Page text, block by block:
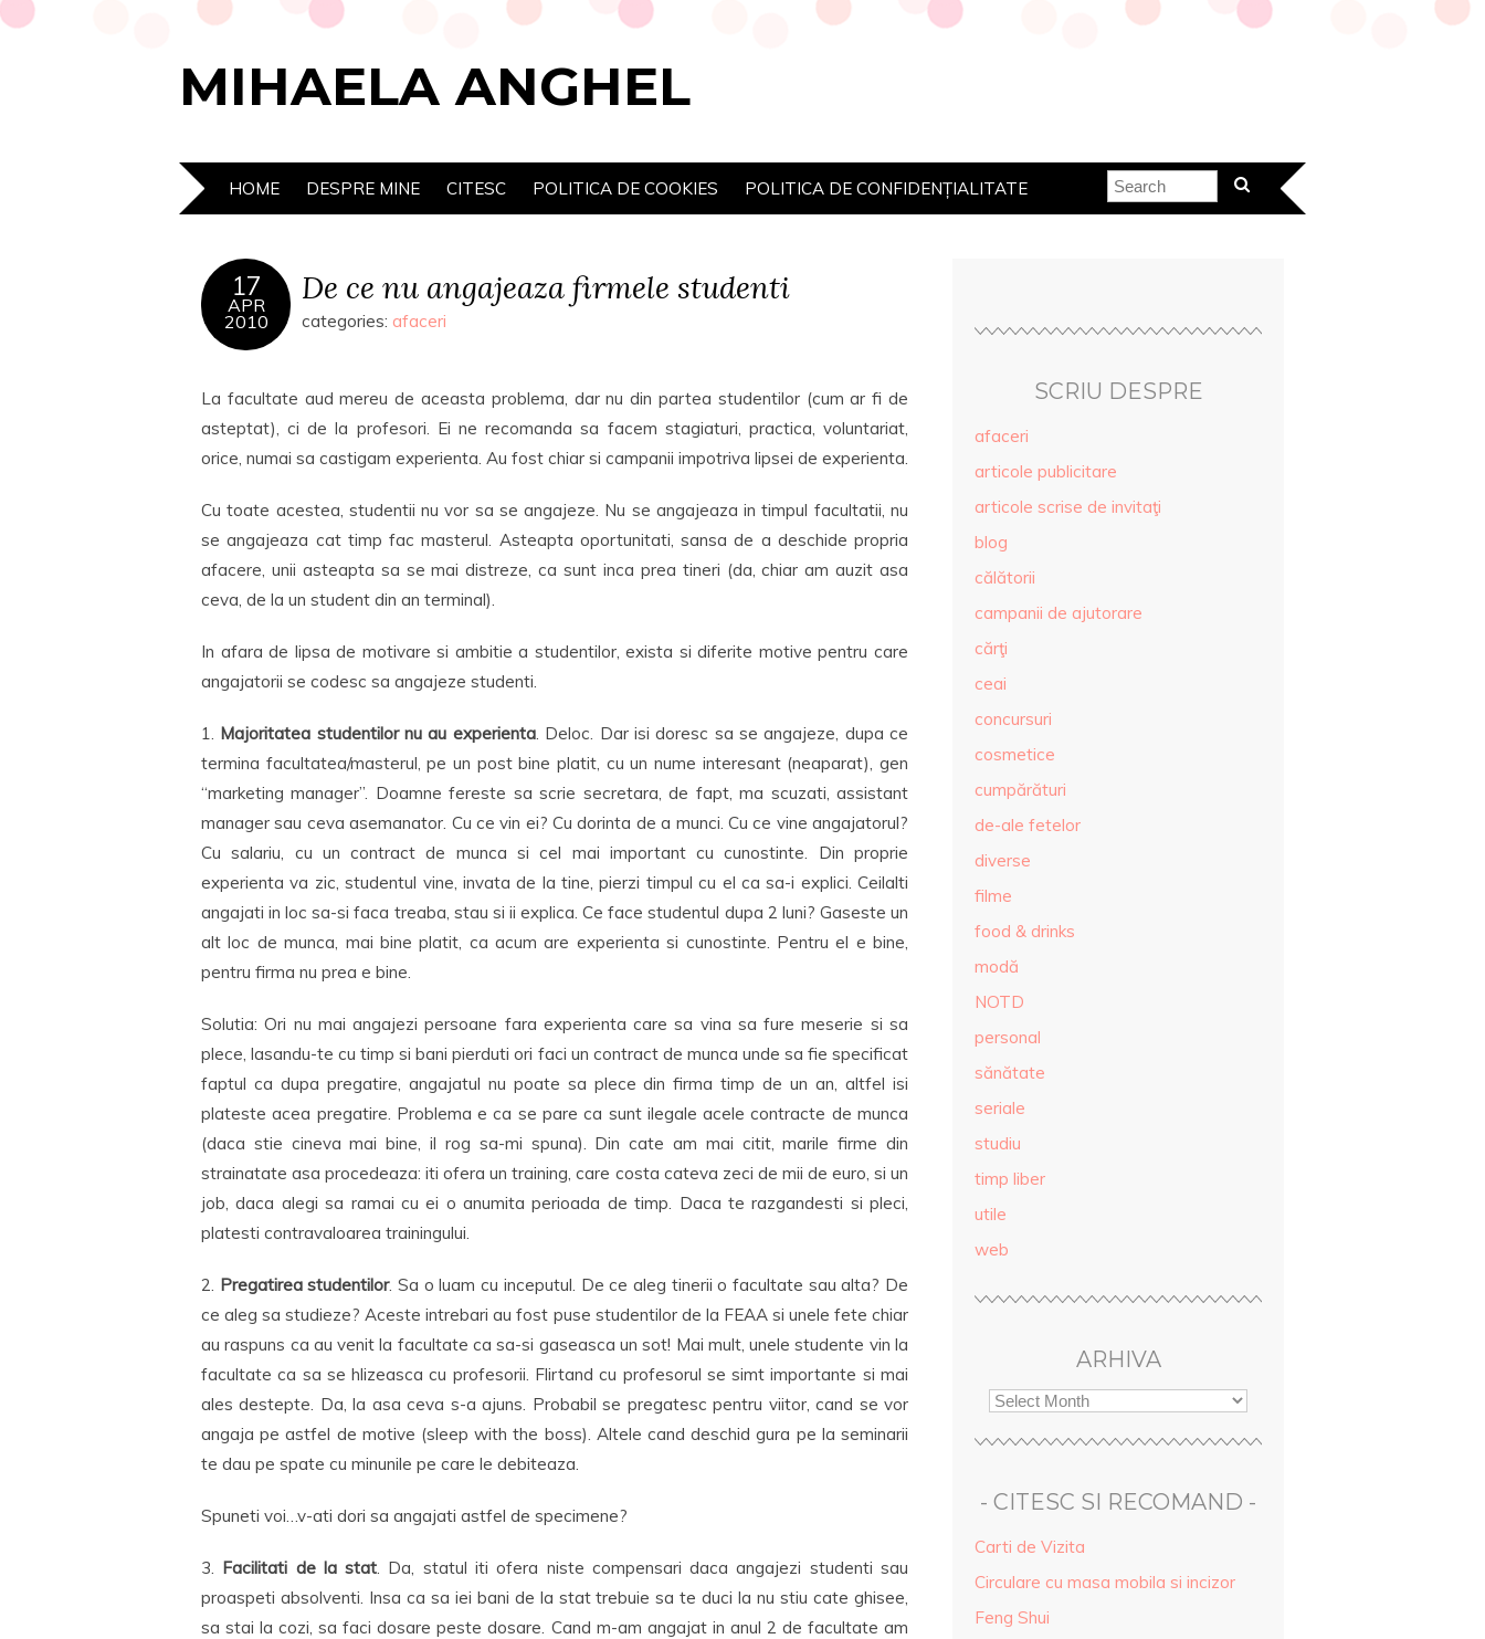
MIHAELA ANGHEL
HOME DESPRE MINE CITESC POLITICA DE COOKIES POLITICA DE CONFIDENȚIALITATE
17
APR
2010
De ce nu angajeaza firmele studenti
categories: afaceri
La facultate aud mereu de aceasta problema, dar nu din partea studentilor (cum ar fi de
asteptat), ci de la profesori. Ei ne recomanda sa facem stagiaturi, practica, voluntariat,
orice, numai sa castigam experienta. Au fost chiar si campanii impotriva lipsei de experienta.
Cu toate acestea, studentii nu vor sa se angajeze. Nu se angajeaza in timpul facultatii, nu
se angajeaza cat timp fac masterul. Asteapta oportunitati, sansa de a deschide propria
afacere, unii asteapta sa se mai distreze, ca sunt inca prea tineri (da, chiar am auzit asa
ceva, de la un student din an terminal).
In afara de lipsa de motivare si ambitie a studentilor, exista si diferite motive pentru care
angajatorii se codesc sa angajeze studenti.
1. Majoritatea studentilor nu au experienta. Deloc. Dar isi doresc sa se angajeze, dupa ce
termina facultatea/masterul, pe un post bine platit, cu un nume interesant (neaparat), gen
“marketing manager”. Doamne fereste sa scrie secretara, de fapt, ma scuzati, assistant
manager sau ceva asemanator. Cu ce vin ei? Cu dorinta de a munci. Cu ce vine angajatorul?
Cu salariu, cu un contract de munca si cel mai important cu cunostinte. Din proprie
experienta va zic, studentul vine, invata de la tine, pierzi timpul cu el ca sa-i explici. Ceilalti
angajati in loc sa-si faca treaba, stau si ii explica. Ce face studentul dupa 2 luni? Gaseste un
alt loc de munca, mai bine platit, ca acum are experienta si cunostinte. Pentru el e bine,
pentru firma nu prea e bine.
Solutia: Ori nu mai angajezi persoane fara experienta care sa vina sa fure meserie si sa
plece, lasandu-te cu timp si bani pierduti ori faci un contract de munca unde sa fie specificat
faptul ca dupa pregatire, angajatul nu poate sa plece din firma timp de un an, altfel isi
plateste acea pregatire. Problema e ca se pare ca sunt ilegale acele contracte de munca
(daca stie cineva mai bine, il rog sa-mi spuna). Din cate am mai citit, marile firme din
strainatate asa procedeaza: iti ofera un training, care costa cateva zeci de mii de euro, si un
job, daca alegi sa ramai cu ei o anumita perioada de timp. Daca te razgandesti si pleci,
platesti contravaloarea trainingului.
2. Pregatirea studentilor. Sa o luam cu inceputul. De ce aleg tinerii o facultate sau alta? De
ce aleg sa studieze? Aceste intrebari au fost puse studentilor de la FEAA si unele fete chiar
au raspuns ca au venit la facultate ca sa-si gaseasca un sot! Mai mult, unele studente vin la
facultate ca sa se hlizeasca cu profesorii. Flirtand cu profesorul se simt importante si mai
ales destepte. Da, la asa ceva s-a ajuns. Probabil se pregatesc pentru viitor, cand se vor
angaja pe astfel de motive (sleep with the boss). Altele cand deschid gura pe la seminarii
te dau pe spate cu minunile pe care le debiteaza.
Spuneti voi…v-ati dori sa angajati astfel de specimene?
3. Facilitati de la stat. Da, statul iti ofera niste compensari daca angajezi studenti sau
proaspeti absolventi. Insa ca sa iei bani de la stat trebuie sa te duci la nu stiu cate ghisee,
sa stai la cozi, sa faci dosare peste dosare. Cand m-am angajat in anul 2 de facultate am
SCRIU DESPRE
afaceri
articole publicitare
articole scrise de invitaţi
blog
călătorii
campanii de ajutorare
cărţi
ceai
concursuri
cosmetice
cumpărături
de-ale fetelor
diverse
filme
food & drinks
modă
NOTD
personal
sănătate
seriale
studiu
timp liber
utile
web
ARHIVA
- CITESC SI RECOMAND -
Carti de Vizita
Circulare cu masa mobila si incizor
Feng Shui